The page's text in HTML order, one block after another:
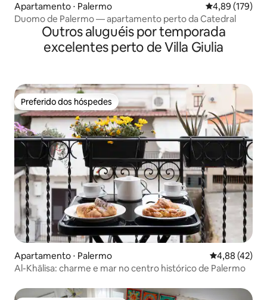
Apartamento ⋅ Palermo 4,89 de uma
4,89 (179)
Duomo de Palermo — apartamento perto da Catedral
Outros aluguéis por temporada
excelentes perto de Villa Giulia
Preferido dos hóspedes
Preferido dos hóspedes
Apartamento ⋅ Palermo 4,88 de uma
4,88 (42)
Al-Khālisa: charme e mar no centro histórico de Palermo